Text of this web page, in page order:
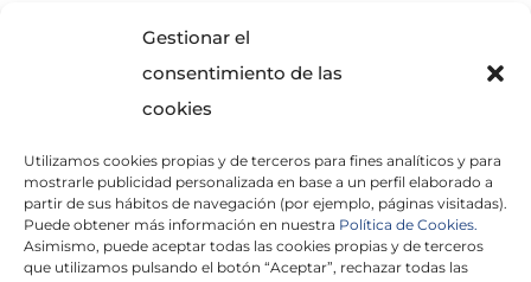
Gestionar el
consentimiento de las
cookies
Utilizamos cookies propias y de terceros para fines analíticos y para
mostrarle publicidad personalizada en base a un perfil elaborado a
partir de sus hábitos de navegación (por ejemplo, páginas visitadas).
Puede obtener más información en nuestra Política de Cookies.
Asimismo, puede aceptar todas las cookies propias y de terceros
que utilizamos pulsando el botón “Aceptar”, rechazar todas las
He leído y acepto laPolítica de Privacidad